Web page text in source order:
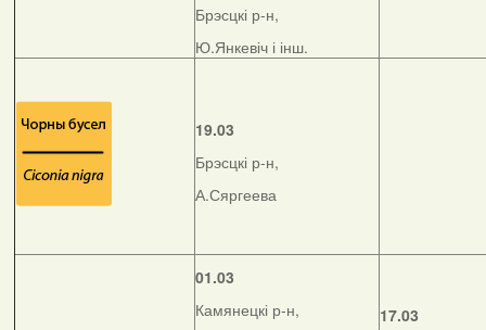
Брэсцкі р-н,
Ю.Янкевіч і інш.
19.03
Брэсцкі р-н,
А.Сяргеева
01.03
Камянецкі р-н,
17.03